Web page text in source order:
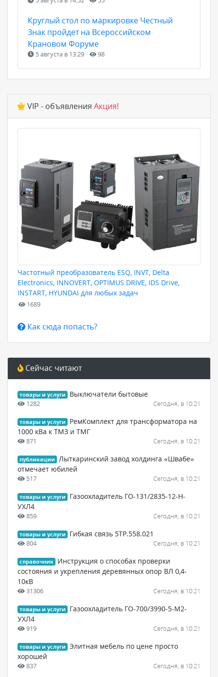
Круглый стол по маркировке Честный
Знак пройдет на Всероссийском
Крановом Форуме
5 августа в 13:29 98
VIP - объявления Акция!
Частотный преобразователь ESQ, INVT, Delta
Electronics, INNOVERT, OPTIMUS DRIVE, IDS Drive,
INSTART, HYUNDAI для любых задач
1689
Как сюда попасть?
Сейчас читают
товары и услуги Выключатели бытовые
1282 Сегодня, в 10:21
товары и услуги
РемКомплект для трансформатора на
1000 кВа к ТМЗ и ТМГ
871 Сегодня, в 10:21
публикации
Лыткаринский завод холдинга «Швабе»
отмечает юбилей
517 Сегодня, в 10:21
товары и услуги
Газоохладитель ГО-131/2835-12-Н-
УХЛ4
859 Сегодня, в 10:21
товары и услуги Гибкая связь 5ТР.558.021
804 Сегодня, в 10:21
справочник
Инструкция о способах проверки
состояния и укрепления деревянных опор ВЛ 0,4-
10кВ
31306 Сегодня, в 10:21
товары и услуги
Газоохладитель ГО-700/3990-5-М2-
УХЛ4
919 Сегодня, в 10:21
товары и услуги
Элитная мебель по цене просто
хорошей
837 Сегодня, в 10:21